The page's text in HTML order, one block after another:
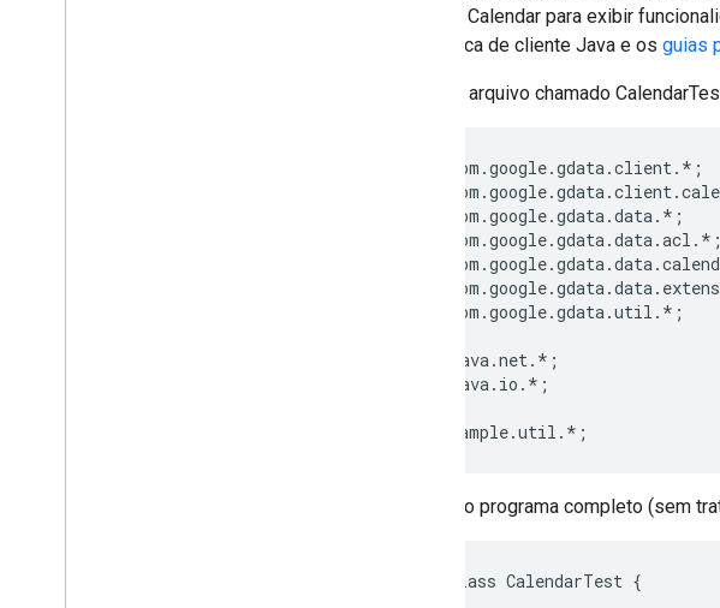
serviço Calendar para exibir
biblioteca de cliente Java e os guias
Crie um arquivo chamado
import com.google.gdata.client.*;
import
import com.google.gdata.data.*;
import com.google.gdata.data.acl.*;
import
import
import com.google.gdata.util.*;
import java.net.*;
import java.io.*;
Confira o programa completo (sem
public class CalendarTest {